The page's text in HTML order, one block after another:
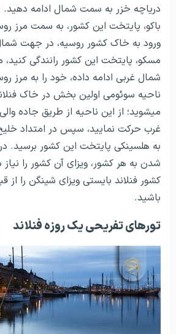
دریاچه خزر به سمت شمال ادامه دهید.
باکو، پایتخت این کشور، به سمت مرز
ورود به خاک کشور روسیه، در جهت
مسکو، پایتخت این کشور رانندگی
شمال غربی ادامه داده، خود را به مرز
ناحیه سوئومی اولین بخش در خاک
می­شوید؛ از این ناحیه از طریق جاده
غرب حرکت نمایید، سپس در امتداد
به هلسینکی پایتخت این کشور برسید.
شدن به هر کشور، ویزای آن کشور را نیاز
کشور فنلاند بایستی ویزای شینگن را از
باشید.
تورهای تفریحی یک روزه فنلاند